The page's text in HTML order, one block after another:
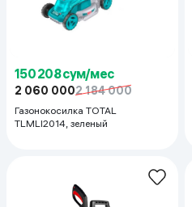
150 208 сум/мес
2 060 0002 184 000
Газонокосилка TOTAL
TLMLI2014, зеленый